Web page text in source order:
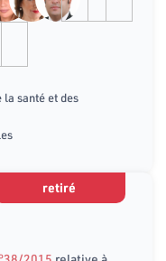
la santé et des
retiré